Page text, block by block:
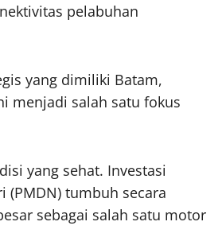
pelabuhan
yang dimiliki Batam,
menjadi salah satu fokus
yang sehat. Investasi
(PMDN) tumbuh secara
sebagai salah satu motor